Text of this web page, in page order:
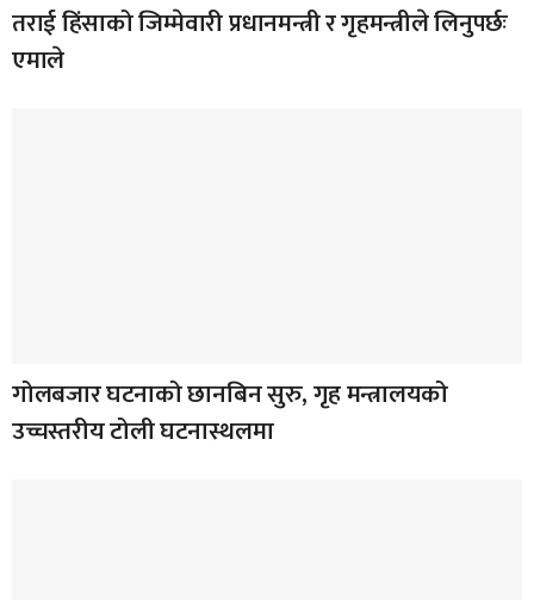
तराई हिंसाको जिम्मेवारी प्रधानमन्त्री र गृहमन्त्रीले लिनुपर्छः
एमाले
गोलबजार घटनाको छानबिन सुरु, गृह मन्त्रालयको
उच्चस्तरीय टोली घटनास्थलमा